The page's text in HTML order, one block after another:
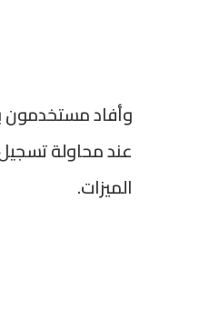
وأفاد مستخدمون
عند محاولة
الميزات.